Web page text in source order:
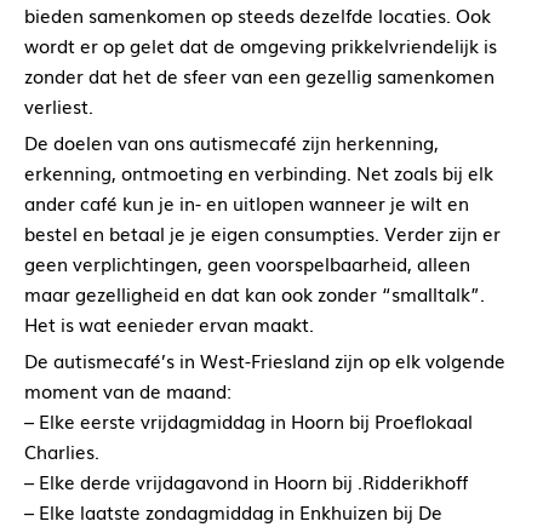
bieden samenkomen op steeds dezelfde locaties. Ook
wordt er op gelet dat de omgeving prikkelvriendelijk is
zonder dat het de sfeer van een gezellig samenkomen
verliest.
De doelen van ons autismecafé zijn herkenning,
erkenning, ontmoeting en verbinding. Net zoals bij elk
ander café kun je in- en uitlopen wanneer je wilt en
bestel en betaal je je eigen consumpties. Verder zijn er
geen verplichtingen, geen voorspelbaarheid, alleen
maar gezelligheid en dat kan ook zonder “smalltalk”.
Het is wat eenieder ervan maakt.
De autismecafé’s in West-Friesland zijn op elk volgende
moment van de maand:
– Elke eerste vrijdagmiddag in Hoorn bij Proeflokaal
Charlies.
– Elke derde vrijdagavond in Hoorn bij .Ridderikhoff
– Elke laatste zondagmiddag in Enkhuizen bij De